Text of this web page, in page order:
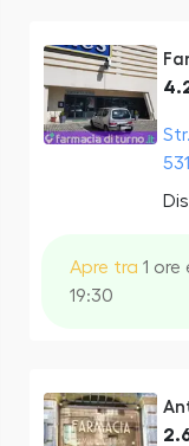
Apre tra 1 ore
19:30